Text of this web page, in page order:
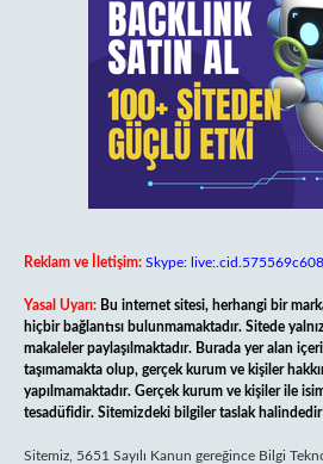
Reklam ve İletişim: Skype:
Yasal Uyarı: Bu internet sitesi, herhangi bir
hiçbir bağlantısı bulunmamaktadır. Sitede
makaleler paylaşılmaktadır. Burada yer alan
taşımamakta olup, gerçek kurum ve kişiler
yapılmamaktadır. Gerçek kurum ve kişiler ile
tesadüfidir. Sitemizdeki bilgiler taslak halindedir
Sitemiz, 5651 Sayılı Kanun gereğince Bilgi